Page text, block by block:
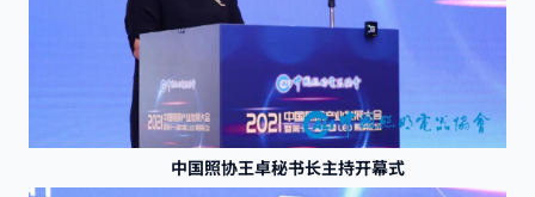
中国照协王卓秘书长主持开幕式